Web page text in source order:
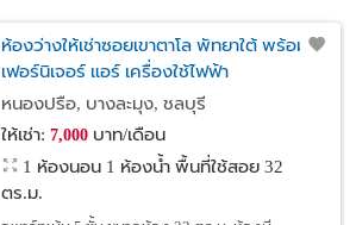
ห้องว่างให้เช่าซอยเขาตาโล พัทยาใต้ พร้อม
เฟอร์นิเจอร์ แอร์ เครื่องใช้ไฟฟ้า
หนองปรือ, บางละมุง, ชลบุรี
ให้เช่า: 7,000บาท/เดือน
1 ห้องนอน 1 ห้องน้ำ พื้นที่ใช้สอย 32
ตร.ม.